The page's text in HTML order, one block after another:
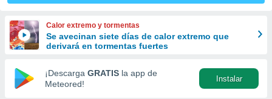
y
forma
digital
basada
Calor extremo y tormentas
Se avecinan siete días de calor extremo que
derivará en tormentas fuertes
¡Descarga GRATIS la app de
Meteored!
Instalar